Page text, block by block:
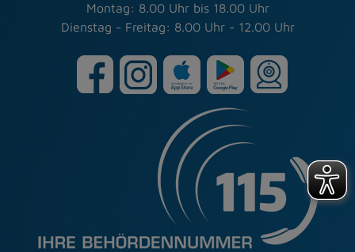
Montag: 8.00 Uhr bis 18.00 Uhr
Dienstag - Freitag: 8.00 Uhr - 12.00 Uhr